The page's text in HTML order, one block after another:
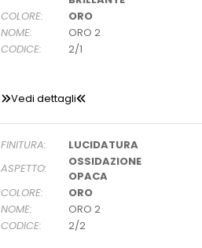
COLORE:
ORO
NOME:
ORO 2
CODICE:
2/1
Vedi dettagli
FINITURA:
LUCIDATURA
ASPETTO:
OSSIDAZIONE
OPACA
COLORE:
ORO
NOME:
ORO 2
CODICE:
2/2